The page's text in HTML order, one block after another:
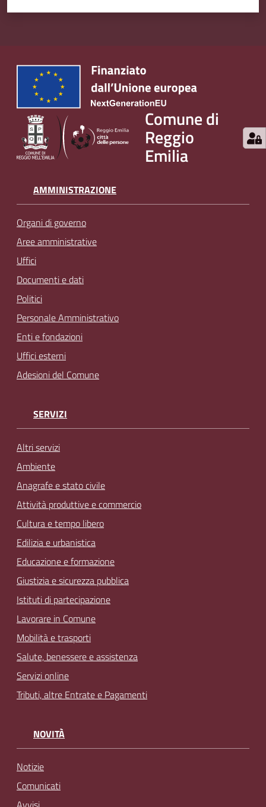
Comune di
Reggio
Emilia
AMMINISTRAZIONE
Organi di governo
Aree amministrative
Uffici
Documenti e dati
Politici
Personale Amministrativo
Enti e fondazioni
Uffici esterni
Adesioni del Comune
SERVIZI
Altri servizi
Ambiente
Anagrafe e stato civile
Attività produttive e commercio
Cultura e tempo libero
Edilizia e urbanistica
Educazione e formazione
Giustizia e sicurezza pubblica
Istituti di partecipazione
Lavorare in Comune
Mobilità e trasporti
Salute, benessere e assistenza
Servizi online
Tributi, altre Entrate e Pagamenti
NOVITÀ
Notizie
Comunicati